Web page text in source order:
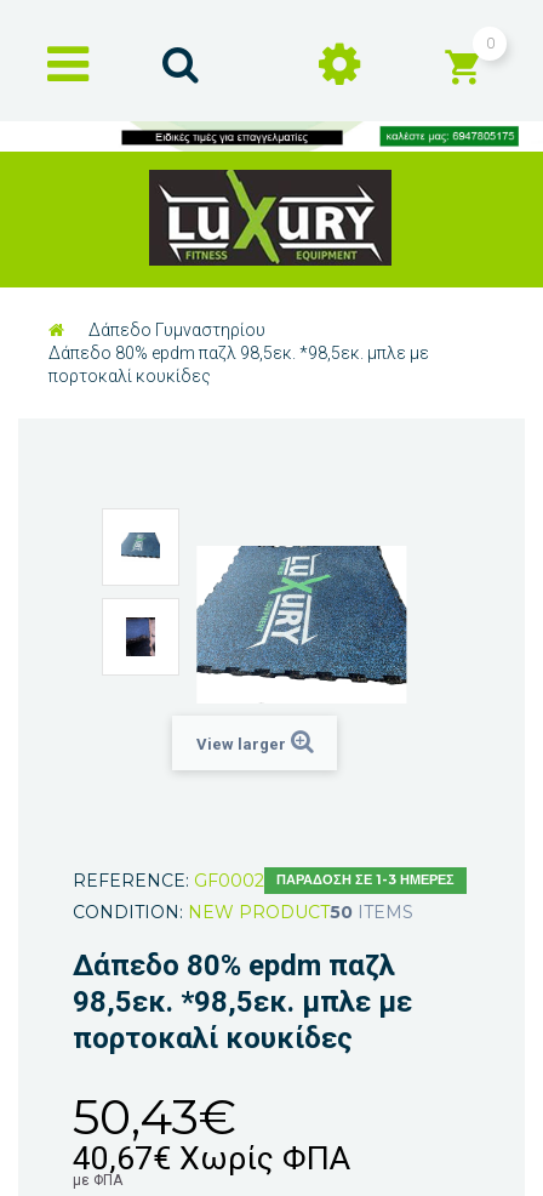
0
Δάπεδο Γυμναστηρίου
Δάπεδο 80% epdm παζλ 98,5εκ. *98,5εκ. μπλε με
πορτοκαλί κουκίδες
View larger
REFERENCE: GF0002 ΠΑΡΆΔΟΣΗ ΣΕ 1-3 ΗΜΈΡΕΣ
CONDITION: NEW PRODUCT50 ITEMS
Δάπεδο 80% epdm παζλ
98,5εκ. *98,5εκ. μπλε με
πορτοκαλί κουκίδες
50,43€
40,67€ Χωρίς ΦΠΑ
με ΦΠΑ